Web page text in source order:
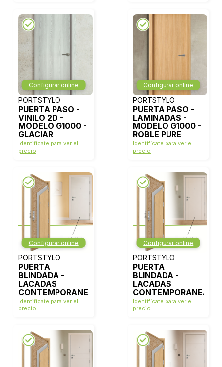
Configurar online
PORTSTYLO
PUERTA PASO -
VINILO 2D -
MODELO G1000 -
GLACIAR
Identifícate para ver el
precio
Configurar online
PORTSTYLO
PUERTA PASO -
LAMINADAS -
MODELO G1000 -
ROBLE PURE
Identifícate para ver el
precio
Configurar online
PORTSTYLO
PUERTA
BLINDADA -
LACADAS
CONTEMPORANEAS
- MODELO 1000 -
BLANCO LACA
Identifícate para ver el
precio
Configurar online
PORTSTYLO
PUERTA
BLINDADA -
LACADAS
CONTEMPORANEAS
- MODELO 1006 -
BLANCO LACA
Identifícate para ver el
precio